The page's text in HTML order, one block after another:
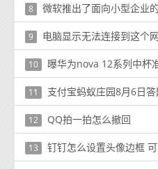
8 微软推出了面向小型企业
9 电脑显示无法连接到这个
10 曝华为nova 12系列中杯
11 支付宝蚂蚁庄园8月6日答题小鸡
12 QQ拍一拍怎么撤回
13 钉钉怎么设置头像边框